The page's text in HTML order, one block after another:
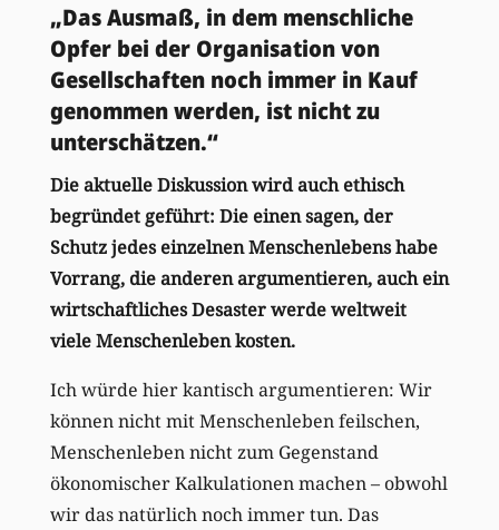
„Das Ausmaß, in dem menschliche
Opfer bei der Organisation von
Gesellschaften noch immer in Kauf
genommen werden, ist nicht zu
unterschätzen.“
Die aktuelle Diskussion wird auch ethisch
begründet geführt: Die einen sagen, der
Schutz jedes einzelnen Menschenlebens habe
Vorrang, die anderen argumentieren, auch ein
wirtschaftliches Desaster werde weltweit
viele Menschenleben kosten.
Ich würde hier kantisch argumentieren: Wir
können nicht mit Menschenleben feilschen,
Menschenleben nicht zum Gegenstand
ökonomischer Kalkulationen machen – obwohl
wir das natürlich noch immer tun. Das